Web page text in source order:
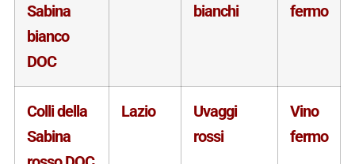
Sabina
bianco
DOC
bianchi
fermo
Colli della
Sabina
Lazio
Uvaggi
rossi
Vino
fermo